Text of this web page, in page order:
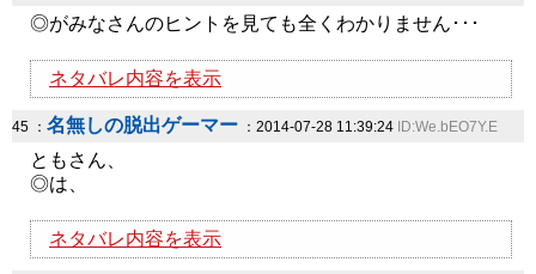
◎がみなさんのヒントを見ても全くわかりません･･･
ネタバレ内容を表示
45 ： 名無しの脱出ゲーマー ：2014-07-28 11:39:24 ID:We.bEO7Y.E
ともさん、
◎は、
ネタバレ内容を表示